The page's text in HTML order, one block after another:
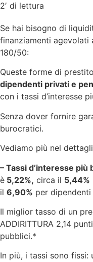
2′ di lettura
Se hai bisogno di
finanziamenti agevolati
180/50:
Queste forme di
dipendenti privati e
con i tassi d’interesse
Senza dover fornire
burocratici.
Vediamo più nel
– Tassi d’interesse più
è 5,22%, circa il 5,44%
il 6,90% per
Il miglior tasso di un
ADDIRITTURA 2,14
pubblici.*
In più, i tassi sono fissi: